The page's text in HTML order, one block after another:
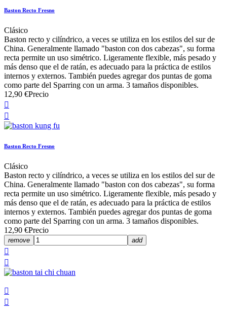
Baston Recto Fresno
Clásico
Baston recto y cilíndrico, a veces se utiliza en los estilos del sur de
China. Generalmente llamado "baston con dos cabezas", su forma
recta permite un uso simétrico. Ligeramente flexible, más pesado y
más denso que el de ratán, es adecuado para la práctica de estilos
internos y externos. También puedes agregar dos puntas de goma
como parte del Sparring con un arma. 3 tamaños disponibles.
12,90 €Precio


Baston Recto Fresno
Clásico
Baston recto y cilíndrico, a veces se utiliza en los estilos del sur de
China. Generalmente llamado "baston con dos cabezas", su forma
recta permite un uso simétrico. Ligeramente flexible, más pesado y
más denso que el de ratán, es adecuado para la práctica de estilos
internos y externos. También puedes agregar dos puntas de goma
como parte del Sparring con un arma. 3 tamaños disponibles.
12,90 €Precio
remove add



